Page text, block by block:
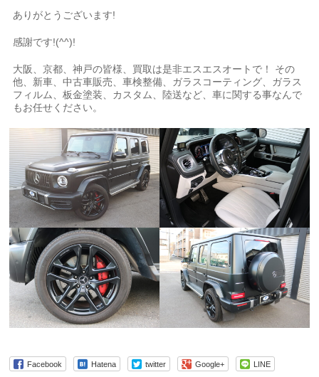
ありがとうございます!
感謝です!(^^)!
大阪、京都、神戸の皆様、買取は是非エスエスオートで！ その
他、新車、中古車販売、車検整備、ガラスコーティング、ガラス
フィルム、板金塗装、カスタム、陸送など、車に関する事なんで
もお任せください。
Facebook Hatena twitter Google+ LINE